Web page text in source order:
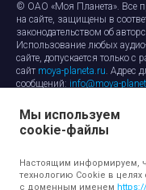
© ОАО «Моя Планета». Все
на сайте, защищены в
законодательством об
Использование любых
сайте, допускается только
сайт moya-planeta.ru. Адрес
сообщений: info@moya-
Правила сайтаРабота с
Защита персональных
Мы используем
cookie-файлы
Настоящим информируем,
технологию Cookie в целях
с доменным именем